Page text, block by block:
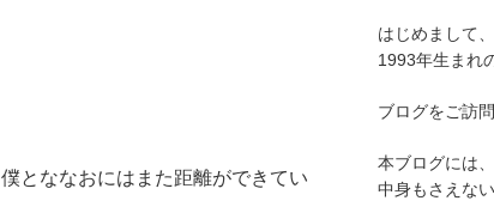
僕とななおにはまた距離ができてい
はじめまして
1993年生まれ
ブログをご訪
本ブログには
中身もさえな